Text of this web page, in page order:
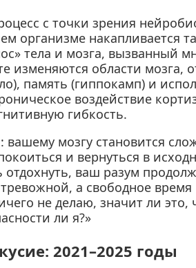
с точки зрения
организме накапливается
тела и мозга, вызванный
изменяются области
память (гиппокамп) и
воздействие
гибкость.
мозгу становится
и вернуться в
отдохнуть, ваш разум
а свободное
не делаю, значит ли это,
ли я?»
2021–2025 годы